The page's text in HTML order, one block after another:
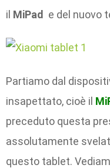
il MiPad e del nuovo
Partiamo dal
insapettato, cioè il
preceduto questa
assolutamente
questo tablet.